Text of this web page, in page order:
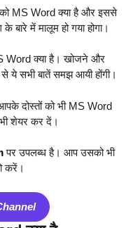
MS Word क्या है और इससे
बारे में मालूम हो गया होगा।
Word क्या है। खोजने और
सभी बातें समझ आयी होंगी।
दोस्तों को भी MS Word
शेयर कर दें।
पर उपलब्ध है। आप उसको भी
करें।